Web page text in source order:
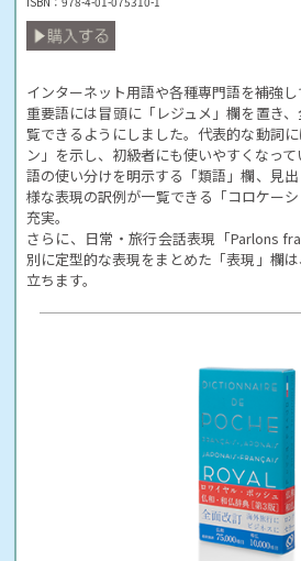
インターネット用語や各種専門語を補強し
重要語には冒頭に「レジュメ」欄を置き
覧できるようにしました。代表的な動詞
ン」を示し、初級者にも使いやすくなって
語の使い分けを明示する「類語」欄、見
様な表現の訳例が一覧できる「コロケー
充実。
さらに、日常・旅行会話表現「Parlons
別に定型的な表現をまとめた「表現」欄
立ちます。